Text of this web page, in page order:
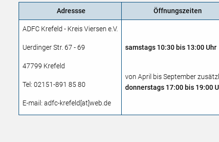
Adressse Öffnungszeiten
ADFC Krefeld - Kreis Viersen e.V.
Uerdinger Str. 67 - 69
47799 Krefeld
Tel: 02151-891 85 80
E-mail: adfc-krefeld[at]web.de
samstags 10:30 bis 13:00 Uhr
von April bis September
donnerstags 17:00 bis 19:00